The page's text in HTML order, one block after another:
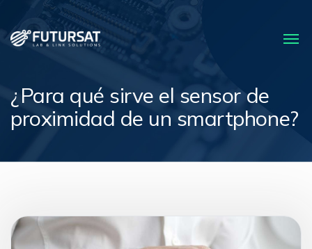
¿Para qué sirve el sensor de
proximidad de un smartphone?